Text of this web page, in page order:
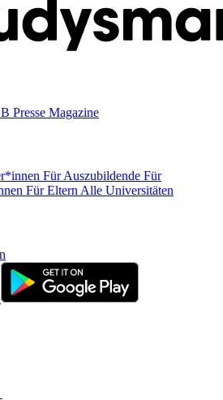
Presse Magazine
Für Auszubildende Für
Für Eltern Alle Universitäten